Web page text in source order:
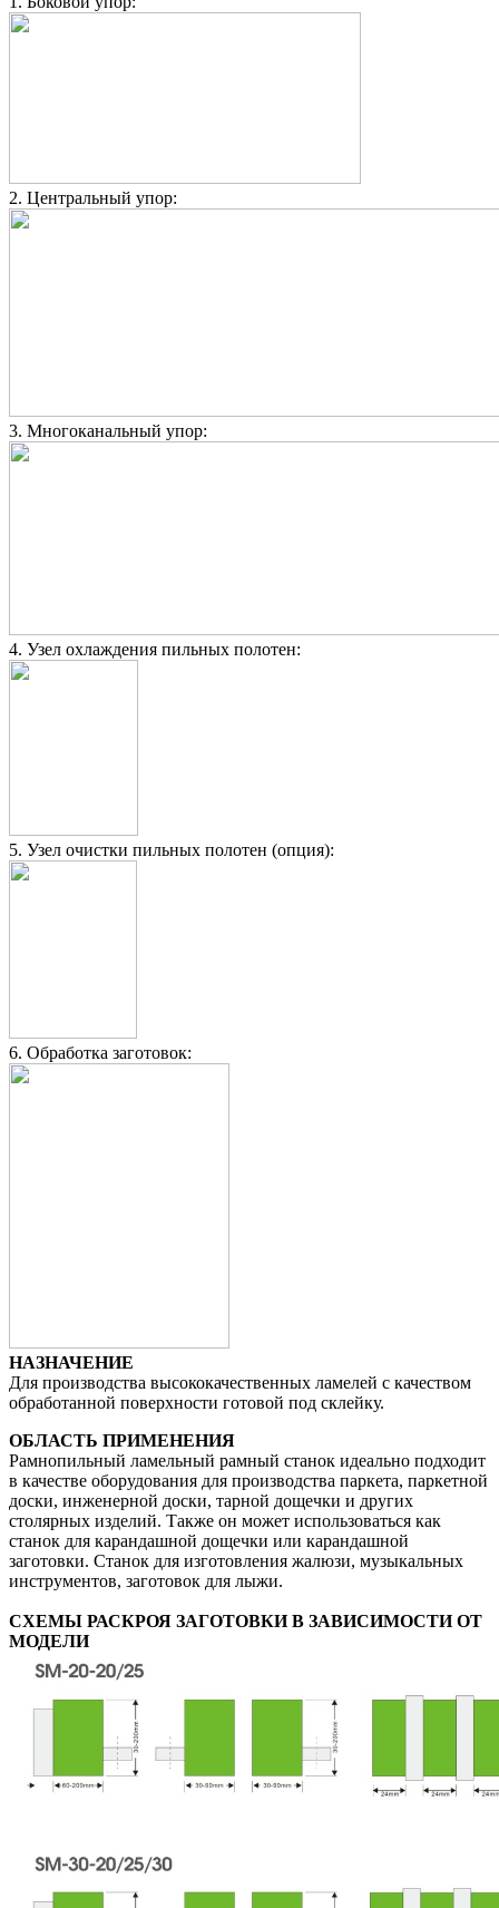
2. Центральный упор:
3. Многоканальный упор:
4. Узел охлаждения пильных полотен:
5. Узел очистки пильных полотен (опция):
6. Обработка заготовок:
НАЗНАЧЕНИЕ
Для производства высококачественных ламелей с качеством
обработанной поверхности готовой под склейку.
ОБЛАСТЬ ПРИМЕНЕНИЯ
Рамнопильный ламельный рамный станок идеально подходит
в качестве оборудования для производства паркета, паркетной
доски, инженерной доски, тарной дощечки и других
столярных изделий. Также он может использоваться как
станок для карандашной дощечки или карандашной
заготовки. Станок для изготовления жалюзи, музыкальных
инструментов, заготовок для лыжи.
СХЕМЫ РАСКРОЯ ЗАГОТОВКИ В ЗАВИСИМОСТИ ОТ
МОДЕЛИ